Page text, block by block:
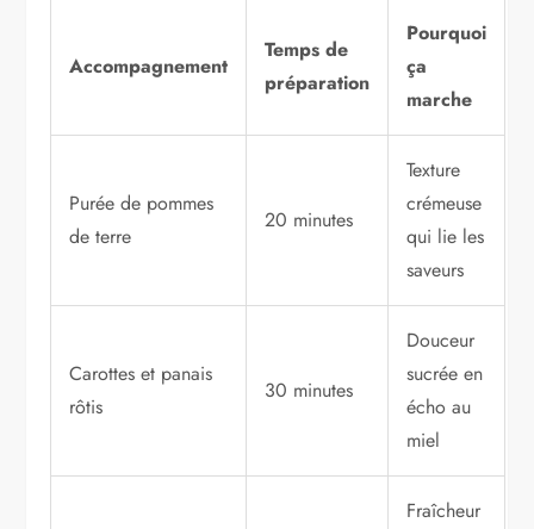
Accompagnement
Temps de
préparation
Pourquoi
ça
marche
Purée de pommes
de terre
20 minutes
Texture
crémeuse
qui lie les
saveurs
Carottes et panais
rôtis
30 minutes
Douceur
sucrée en
écho au
miel
Fraîcheur